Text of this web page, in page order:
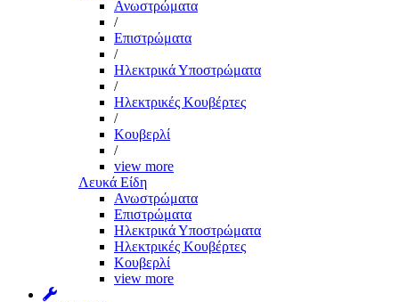
Ανωστρώματα
/
Επιστρώματα
/
Ηλεκτρικά Υποστρώματα
/
Ηλεκτρικές Κουβέρτες
/
Κουβερλί
/
view more
Λευκά Είδη
Ανωστρώματα
Επιστρώματα
Ηλεκτρικά Υποστρώματα
Ηλεκτρικές Κουβέρτες
Κουβερλί
view more